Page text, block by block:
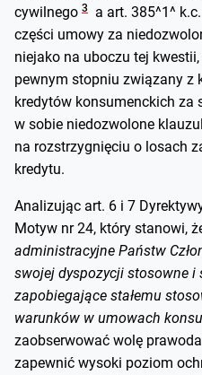
cywilnego 3
a art. 385^1^
części umowy za
niejako na uboczu tej
pewnym stopniu związany z
kredytów konsumenckich za
w sobie niedozwolone
na rozstrzygnięciu o losach
kredytu.
Analizując art. 6 i 7
Motyw nr 24, który stanowi,
administracyjne Państw
swojej dyspozycji stosowne i
zapobiegające stałemu
warunków w umowach
zaobserwować wolę
zapewnić wysoki poziom